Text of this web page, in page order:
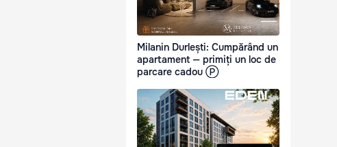
Milanin Durlești: Cumpărând un
apartament — primiți un loc de
parcare cadou Ⓟ